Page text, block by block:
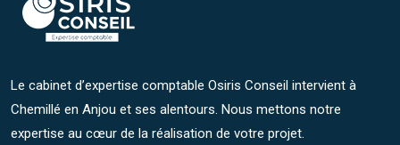
Le cabinet d’expertise comptable Osiris Conseil intervient à
Chemillé en Anjou et ses alentours. Nous mettons notre
expertise au cœur de la réalisation de votre projet.